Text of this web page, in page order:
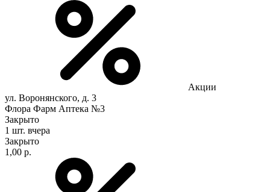
Акции
ул. Воронянского, д. 3
Флора Фарм Аптека №3
Закрыто
1 шт. вчера
Закрыто
1,00 р.